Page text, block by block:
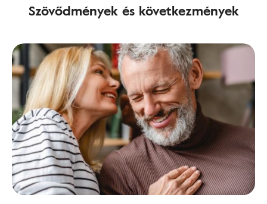
Szövődmények és következmények